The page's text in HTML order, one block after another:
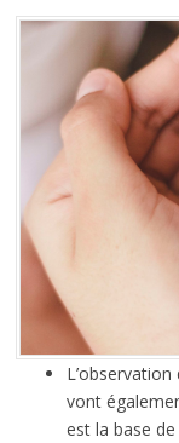
vont
est la base